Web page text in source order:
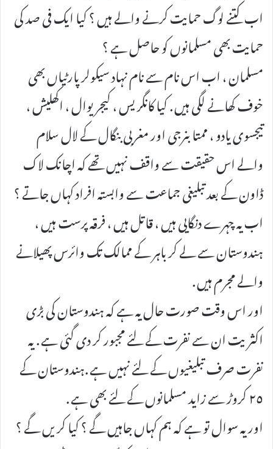
اب کتنے لوگ حمایت کرنے والے ہیں ؟ کیا ایک فی صد کی
حمایت بھی مسلمانوں کو حاصل ہے ؟
مسلمان ، اب اس نام سے نام نہاد سیکولر پارٹیاں بھی
خوف کھانے لگی ہیں . کیا کانگریس ، کیجریوال ، اکھلیش ،
تیجسوی یادو ، ممتا بنرجی اور مغربی بنگال کے لال سلام
والے اس حقیقت سے واقف نہیں تھے کہ اچانک لاک
ڈاون کے بعد تبلیغی جماعت سے وابستہ افراد کہاں جاتے ؟
اب یہ چہرے دنگایی ہیں ، قاتل ہیں ، فرقہ پرست ہیں ،
ہندوستان سے لے کر باہر کے ممالک تک وائرس پھیلانے
والے مجرم ہیں .
اور اس وقت صورت حال یہ ہے کہ ہندوستان کی بڑی
اکثریت ان سے نفرت کے لئے مجبور کر دی گئی ہے . یہ
نفرت صرف تبلیغیوں کے لئے نہیں ہے .ہندوستان کے
٢٥ کروڑ سے زاید مسلمانوں کے لئے بھی ہے .
اور یہ سوال تو ہے کہ ہم کہاں جاہیں گے ؟ کیا کریں گے ؟